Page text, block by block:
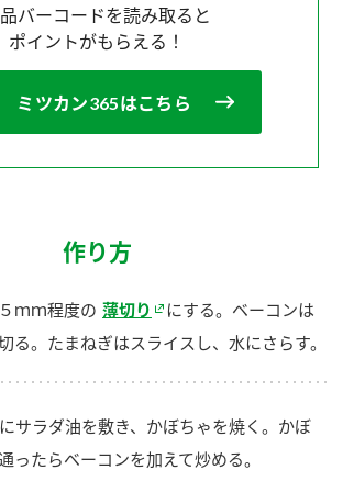
バーコードを読み取ると
ポイントがもらえる！
ミツカン365はこちら
作り方
ｍｍ程度の 薄切り
にする。ベーコンは
る。たまねぎはスライスし、水にさらす。
サラダ油を敷き、かぼちゃを焼く。かぼ
ったらベーコンを加えて炒める。